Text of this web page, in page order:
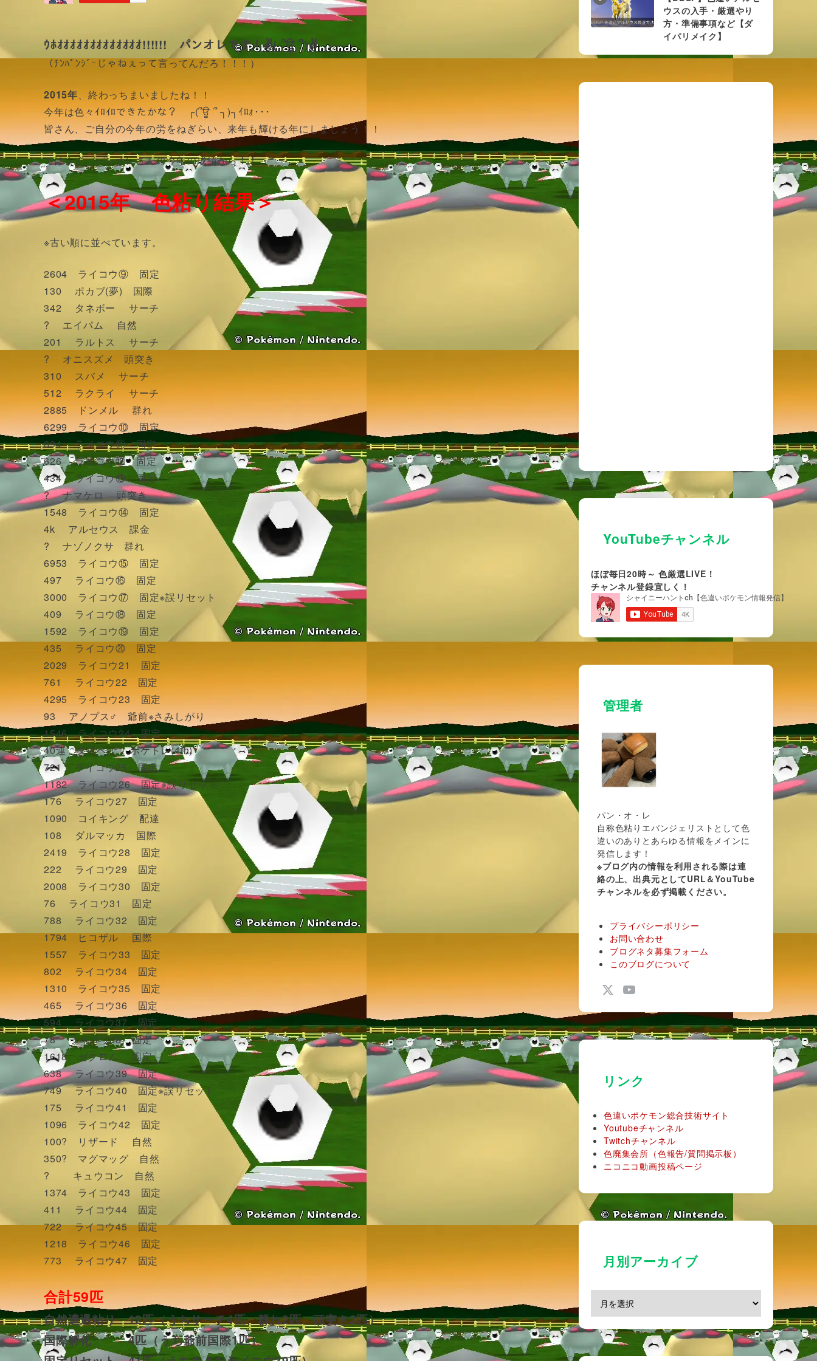
ｳﾎｵｵｵｵｵｵｵｵｵｵｵｵｵ!!!!!! パンオレです！✌( ՞ਊ ՞)✌
（ﾁﾝﾊﾟﾝｼﾞｰじゃねぇって言ってんだろ！！！）
2015年、終わっちまいましたね！！
今年は色々ｲﾛｲﾛできたかな？ ┌(՞ਊ ՞ ┐)┐ｲﾛｫ･･･
皆さん、ご自分の今年の労をねぎらい、来年も輝ける年にしましょう！！
ではまず、パンオレさんの今年の成績から！！
＜2015年 色粘り結果＞
※古い順に並べています。
2604 ライコウ⑨ 固定
130 ポカブ(夢) 国際
342 タネボー サーチ
? エイパム 自然
201 ラルトス サーチ
? オニスズメ 頭突き
310 スバメ サーチ
512 ラクライ サーチ
2885 ドンメル 群れ
6299 ライコウ⑩ 固定
694 ライコウ⑪ 固定
626 ライコウ⑫ 固定
434 ライコウ⑬ 固定
? ナマケロ 頭突き
1548 ライコウ⑭ 固定
4k アルセウス 課金
? ナゾノクサ 群れ
6953 ライコウ⑮ 固定
497 ライコウ⑯ 固定
3000 ライコウ⑰ 固定※誤リセット
409 ライコウ⑱ 固定
1592 ライコウ⑲ 固定
435 ライコウ⑳ 固定
2029 ライコウ21 固定
761 ライコウ22 固定
4295 ライコウ23 固定
93 アノプス♂ 爺前※さみしがり
1546 ライコウ24 固定
40連 タツベイ ポケトレ(4th)
721 ライコウ25 固定
1182 ライコウ26 固定※誤リセット
176 ライコウ27 固定
1090 コイキング 配達
108 ダルマッカ 国際
2419 ライコウ28 固定
222 ライコウ29 固定
2008 ライコウ30 固定
76 ライコウ31 固定
788 ライコウ32 固定
1794 ヒコザル 国際
1557 ライコウ33 固定
802 ライコウ34 固定
1310 ライコウ35 固定
465 ライコウ36 固定
594 ライコウ37 固定
78 ライコウ38 固定
1618 ゼクロム 固定
638 ライコウ39 固定
749 ライコウ40 固定※誤リセット
175 ライコウ41 固定
1096 ライコウ42 固定
100? リザード 自然
350? マグマッグ 自然
? キュウコン 自然
1374 ライコウ43 固定
411 ライコウ44 固定
722 ライコウ45 固定
1218 ライコウ46 固定
773 ライコウ47 固定
合計59匹
自然遭遇粘り 12匹（うちサーチ4匹、群れ2匹、頭突き2匹）
国際孵化 4匹（うち爺前国際1匹）
ウスの入手・厳選やり
方・準備事項など【ダ
イパリメイク】
YouTubeチャンネル
ほぼ毎日20時～ 色厳選LIVE！
チャンネル登録宜しく！
管理者
パン・オ・レ
自称色粘りエバンジェリストとして色
違いのありとあらゆる情報をメインに
発信します！
※ブログ内の情報を利用される際は連
絡の上、出典元としてURL＆YouTube
チャンネルを必ず掲載ください。
プライバシーポリシー
お問い合わせ
ブログネタ募集フォーム
このブログについて
リンク
色違いポケモン総合技術サイト
Youtubeチャンネル
Twitchチャンネル
色廃集会所（色報告/質問掲示板）
ニコニコ動画投稿ページ
月別アーカイブ